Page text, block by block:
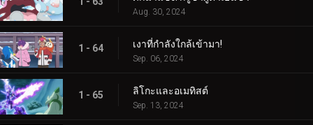
Aug. 30, 2024
1 - 64 เงาที่กำลังใกล้เข้ามา!
Sep. 06, 2024
1 - 65 ลิโกะและอเมทิสต์
Sep. 13, 2024